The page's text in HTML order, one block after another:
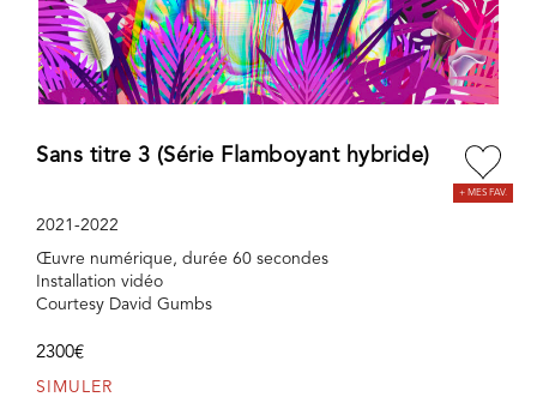
Sans titre 3 (Série Flamboyant hybride)
2021-2022
Œuvre numérique, durée 60 secondes
Installation vidéo
Courtesy David Gumbs
2300€
SIMULER